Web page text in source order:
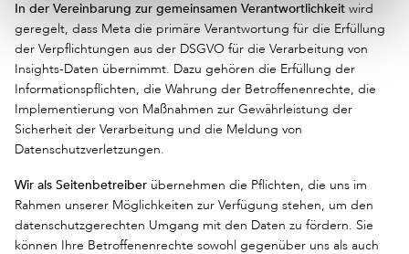
In der Vereinbarung zur gemeinsamen Verantwortlichkeit wird
geregelt, dass Meta die primäre Verantwortung für die Erfüllung
der Verpflichtungen aus der DSGVO für die Verarbeitung von
Insights-Daten übernimmt. Dazu gehören die Erfüllung der
Informationspflichten, die Wahrung der Betroffenenrechte, die
Implementierung von Maßnahmen zur Gewährleistung der
Sicherheit der Verarbeitung und die Meldung von
Datenschutzverletzungen.
Wir als Seitenbetreiber übernehmen die Pflichten, die uns im
Rahmen unserer Möglichkeiten zur Verfügung stehen, um den
datenschutzgerechten Umgang mit den Daten zu fördern. Sie
können Ihre Betroffenenrechte sowohl gegenüber uns als auch